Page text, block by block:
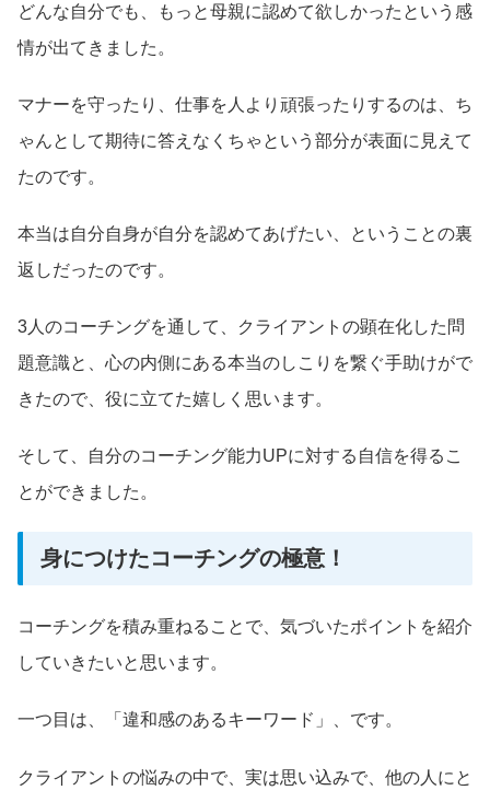
どんな自分でも、もっと母親に認めて欲しかったという感
情が出てきました。
マナーを守ったり、仕事を人より頑張ったりするのは、ち
ゃんとして期待に答えなくちゃという部分が表面に見えて
たのです。
本当は自分自身が自分を認めてあげたい、ということの裏
返しだったのです。
3人のコーチングを通して、クライアントの顕在化した問
題意識と、心の内側にある本当のしこりを繋ぐ手助けがで
きたので、役に立てた嬉しく思います。
そして、自分のコーチング能力UPに対する自信を得るこ
とができました。
身につけたコーチングの極意！
コーチングを積み重ねることで、気づいたポイントを紹介
していきたいと思います。
一つ目は、「違和感のあるキーワード」、です。
クライアントの悩みの中で、実は思い込みで、他の人にと